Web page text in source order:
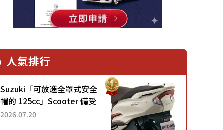
人氣排行
Suzuki「可放進全罩式安全
帽的 125cc」Scooter 備受
矚目！採用全新流線設計與
2026.07.20